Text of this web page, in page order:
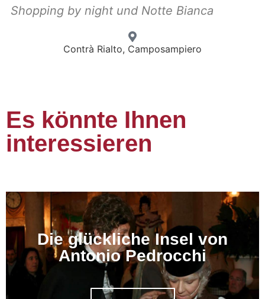
Shopping by night und Notte Bianca
Contrà Rialto, Camposampiero
Es könnte Ihnen
interessieren
Die glückliche Insel von
Antonio Pedrocchi